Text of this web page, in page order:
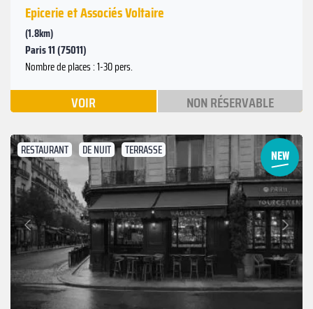
Epicerie et Associés Voltaire
(1.8km)
Paris 11 (75011)
Nombre de places : 1-30 pers.
VOIR NON RÉSERVABLE
RESTAURANT DE NUIT TERRASSE
Précédent
Suivant